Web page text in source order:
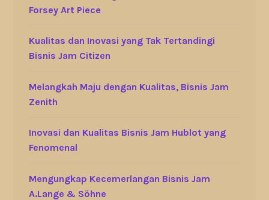
Forsey Art Piece
Kualitas dan Inovasi yang Tak Tertandingi
Bisnis Jam Citizen
Melangkah Maju dengan Kualitas, Bisnis Jam
Zenith
Inovasi dan Kualitas Bisnis Jam Hublot yang
Fenomenal
Mengungkap Kecemerlangan Bisnis Jam
A.Lange & Söhne